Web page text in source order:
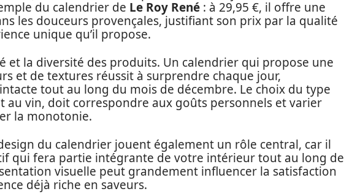
du calendrier de Le Roy René : à 29,95 €, il offre une
les douceurs provençales, justifiant son prix par la qualité
unique qu’il propose.
et la diversité des produits. Un calendrier qui propose une
et de textures réussit à surprendre chaque jour,
tout au long du mois de décembre. Le choix du type
au vin, doit correspondre aux goûts personnels et varier
la monotonie.
du calendrier jouent également un rôle central, car il
qui fera partie intégrante de votre intérieur tout au long de
visuelle peut grandement influencer la satisfaction
déjà riche en saveurs.